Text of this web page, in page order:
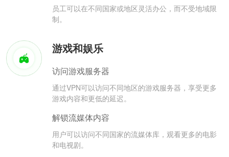
员工可以在不同国家或地区灵活办公，而不受地域限
制。
游戏和娱乐
访问游戏服务器
通过VPN可以访问不同地区的游戏服务器，享受更多
游戏内容和更低的延迟。
解锁流媒体内容
用户可以访问不同国家的流媒体库，观看更多的电影
和电视剧。